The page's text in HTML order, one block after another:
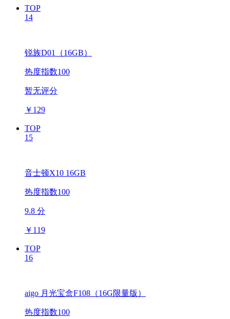
TOP
14
锐族D01（16GB）
热度指数100
暂无评分
￥ 129
TOP
15
音士顿X10 16GB
热度指数100
9.8 分
￥ 119
TOP
16
aigo 月光宝盒F108（16G限量版）
热度指数100